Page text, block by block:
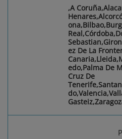
,A
ez De La
edo,Palma De
Cruz De